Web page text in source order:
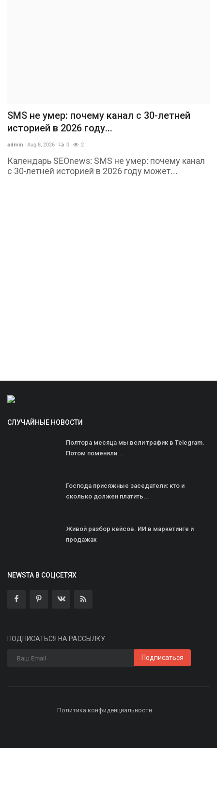
SMS не умер: почему канал с 30-летней
историей в 2026 году...
admin Aug 8, 2026 0 2
Календарь SEOnews: SMS не умер: почему канал
с 30-летней историей в 2026 году может...
СЛУЧАЙНЫЕ НОВОСТИ
Полтора месяца мы вели трафик в Telegram.
Потом поменяли...
Господа присяжные заседатели: кто и
сколько должен платить...
Живой разбор кейсов. ИИ в маркетинге и
продажах
NEWSTA В СОЦСЕТЯХ
ПОДПИСАТЬСЯ НА РАССЫЛКУ
Подписаться
Политика конфиденциальности